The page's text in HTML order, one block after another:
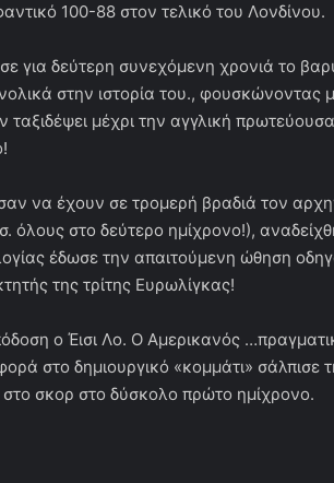
100-88 στον τελικό του Λονδίνου.
για δεύτερη συνεχόμενη χρονιά το
στην ιστορία του., φουσκώνοντας
μέχρι την αγγλική
να έχουν σε τρομερή βραδιά τον
όλους στο δεύτερο ημίχρονο!),
έδωσε την απαιτούμενη ώθηση
της τρίτης Ευρωλίγκας!
ο Έισι Λο. Ο Αμερικανός
στο δημιουργικό «κομμάτι» σάλπισε
σκορ στο δύσκολο πρώτο ημίχρονο.